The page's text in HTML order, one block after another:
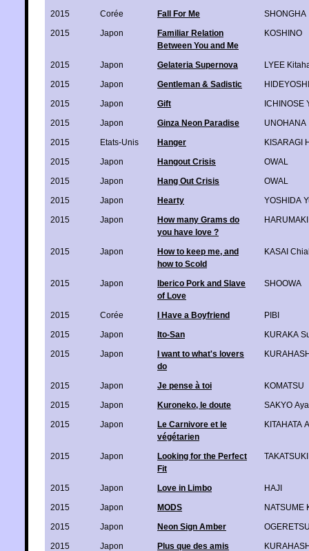
2015
Corée Fall For Me
SHONGHA
2015
Japon
Familiar Relation
Between You and Me
KOSHINO
2015 Japon Gelateria Supernova
LYEE
2015
Japon Gentleman & Sadistic
2015
Japon Gift
ICHINOSE
2015
Japon Ginza Neon Paradise
UNOHANA
2015
Etats-Unis Hanger
KISARAGI
2015
Japon Hangout Crisis
OWAL
2015
Japon Hang Out Crisis
OWAL
2015
Japon Hearty
YOSHIDA
2015
Japon
How many Grams do
you have love ?
2015 Japon
How to keep me, and
how to Scold
KASAI
2015 Japon
Iberico Pork and Slave
of Love
SHOOWA
2015 Corée I Have a Boyfriend
PIBI
2015
Japon Ito-San
KURAKA
2015
Japon
I want to what's lovers
do
2015 Japon Je pense à toi
KOMATSU
2015
Japon Kuroneko, le doute
SAKYO Aya
2015
Japon
Le Carnivore et le
végétarien
KITAHATA
2015 Japon
Looking for the Perfect
Fit
2015 Japon Love in Limbo
HAJI
2015
Japon MODS
NATSUME
2015
Japon Neon Sign Amber
2015
Japon Plus que des amis